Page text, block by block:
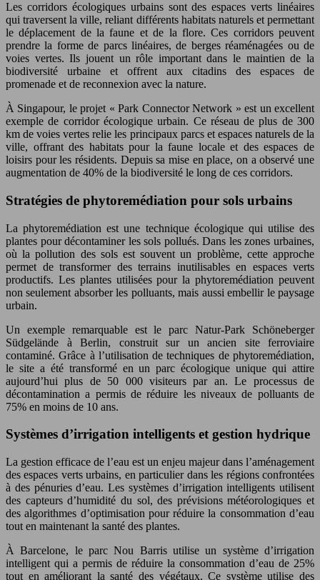
Les corridors écologiques urbains sont des espaces verts linéaires
qui traversent la ville, reliant différents habitats naturels et permettant
le déplacement de la faune et de la flore. Ces corridors peuvent
prendre la forme de parcs linéaires, de berges réaménagées ou de
voies vertes. Ils jouent un rôle important dans le maintien de la
biodiversité urbaine et offrent aux citadins des espaces de
promenade et de reconnexion avec la nature.
À Singapour, le projet « Park Connector Network » est un excellent
exemple de corridor écologique urbain. Ce réseau de plus de 300
km de voies vertes relie les principaux parcs et espaces naturels de la
ville, offrant des habitats pour la faune locale et des espaces de
loisirs pour les résidents. Depuis sa mise en place, on a observé une
augmentation de 40% de la biodiversité le long de ces corridors.
Stratégies de phytoremédiation pour sols urbains
La phytoremédiation est une technique écologique qui utilise des
plantes pour décontaminer les sols pollués. Dans les zones urbaines,
où la pollution des sols est souvent un problème, cette approche
permet de transformer des terrains inutilisables en espaces verts
productifs. Les plantes utilisées pour la phytoremédiation peuvent
non seulement absorber les polluants, mais aussi embellir le paysage
urbain.
Un exemple remarquable est le parc Natur-Park Schöneberger
Südgelände à Berlin, construit sur un ancien site ferroviaire
contaminé. Grâce à l’utilisation de techniques de phytoremédiation,
le site a été transformé en un parc écologique unique qui attire
aujourd’hui plus de 50 000 visiteurs par an. Le processus de
décontamination a permis de réduire les niveaux de polluants de
75% en moins de 10 ans.
Systèmes d’irrigation intelligents et gestion hydrique
La gestion efficace de l’eau est un enjeu majeur dans l’aménagement
des espaces verts urbains, en particulier dans les régions confrontées
à des pénuries d’eau. Les systèmes d’irrigation intelligents utilisent
des capteurs d’humidité du sol, des prévisions météorologiques et
des algorithmes d’optimisation pour réduire la consommation d’eau
tout en maintenant la santé des plantes.
À Barcelone, le parc Nou Barris utilise un système d’irrigation
intelligent qui a permis de réduire la consommation d’eau de 25%
tout en améliorant la santé des végétaux. Ce système utilise des